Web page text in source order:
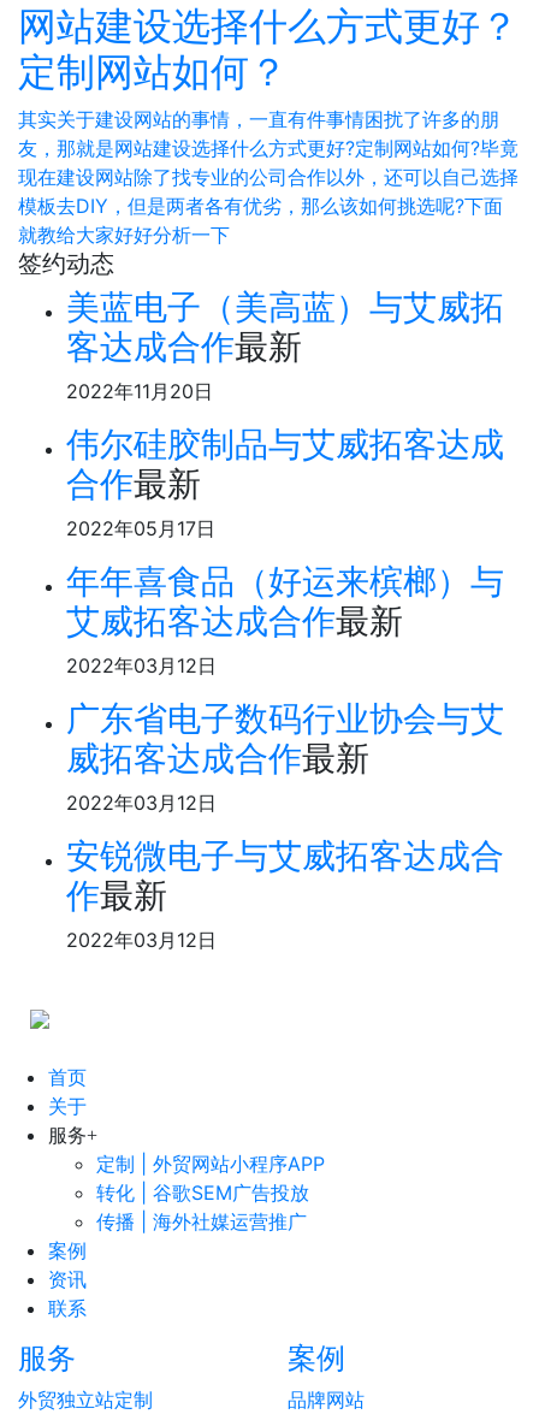
网站建设选择什么方式更好？
定制网站如何？
其实关于建设网站的事情，一直有件事情困扰了许多的朋
友，那就是网站建设选择什么方式更好?定制网站如何?毕竟
现在建设网站除了找专业的公司合作以外，还可以自己选择
模板去DIY，但是两者各有优劣，那么该如何挑选呢?下面
就教给大家好好分析一下
签约动态
美蓝电子（美高蓝）与艾威拓
客达成合作最新
2022年11月20日
伟尔硅胶制品与艾威拓客达成
合作最新
2022年05月17日
年年喜食品（好运来槟榔）与
艾威拓客达成合作最新
2022年03月12日
广东省电子数码行业协会与艾
威拓客达成合作最新
2022年03月12日
安锐微电子与艾威拓客达成合
作最新
2022年03月12日
首页
关于
服务+
定制 | 外贸网站小程序APP
转化 | 谷歌SEM广告投放
传播 | 海外社媒运营推广
案例
资讯
联系
服务
外贸独立站定制
案例
品牌网站